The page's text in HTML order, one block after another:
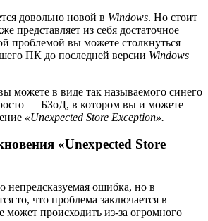
довольно новой в Windows. Но стоит
представляет из себя достаточное
проблемой вы можете столкнуться
ПК до последней версии Windows
можете в виде так называемого синего
— БЗоД, в котором вы и можете
«Unexpected Store Exception».
«Unexpected Store
непредсказуемая ошибка, но в
то, что проблема заключается в
может происходить из-за огромного